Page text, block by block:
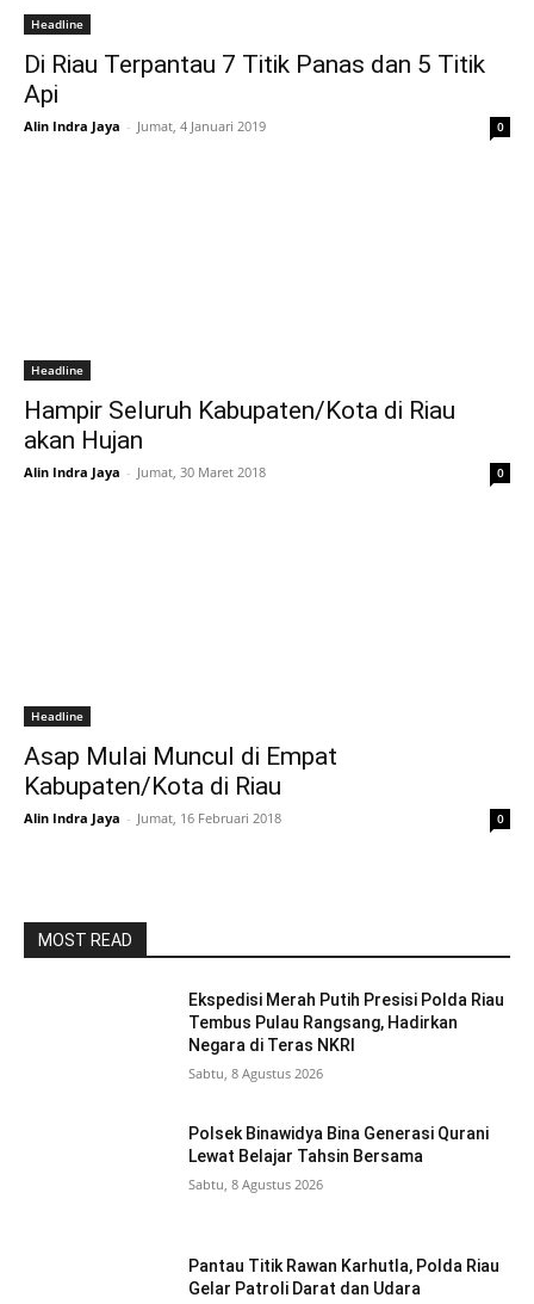
Headline
Di Riau Terpantau 7 Titik Panas dan 5 Titik
Api
Alin Indra Jaya - Jumat, 4 Januari 2019 0
Headline
Hampir Seluruh Kabupaten/Kota di Riau
akan Hujan
Alin Indra Jaya - Jumat, 30 Maret 2018 0
Headline
Asap Mulai Muncul di Empat
Kabupaten/Kota di Riau
Alin Indra Jaya - Jumat, 16 Februari 2018 0
MOST READ
Ekspedisi Merah Putih Presisi Polda Riau
Tembus Pulau Rangsang, Hadirkan
Negara di Teras NKRI
Sabtu, 8 Agustus 2026
Polsek Binawidya Bina Generasi Qurani
Lewat Belajar Tahsin Bersama
Sabtu, 8 Agustus 2026
Pantau Titik Rawan Karhutla, Polda Riau
Gelar Patroli Darat dan Udara